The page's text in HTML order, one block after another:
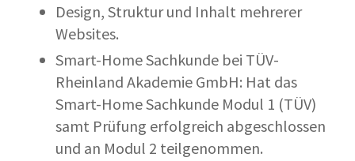
Design, Struktur und Inhalt mehrerer
Websites.
Smart-Home Sachkunde bei TÜV-
Rheinland Akademie GmbH: Hat das
Smart-Home Sachkunde Modul 1 (TÜV)
samt Prüfung erfolgreich abgeschlossen
und an Modul 2 teilgenommen.